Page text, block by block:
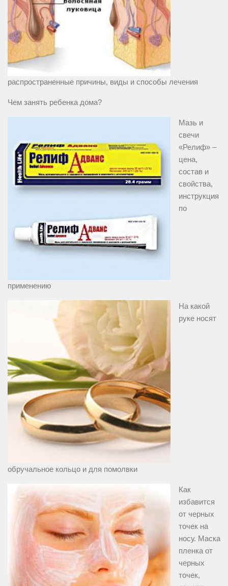
распространенные причины, виды и способы лечения
Чем занять ребенка дома?
Мазь и
свечи
«Релиф» –
цена,
состав и
свойства,
инструкция
по
применению
На какой
руке носят
обручальное кольцо и для помолвки
Как
избавится
от черных
точек на
носу. Маска
пленка от
черных
точек,